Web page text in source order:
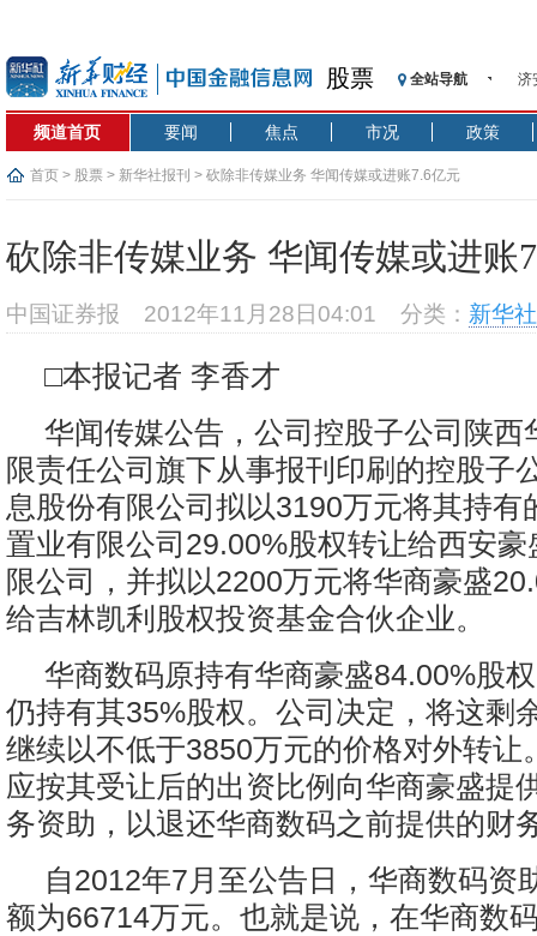
股票 全站导航
济
【
基
频道首页 要闻 焦点 市况 政策
首页 > 股票 > 新华社报刊 > 砍除非传媒业务 华闻传媒或进账7.6亿元
砍除非传媒业务 华闻传媒或进账
中国证券报 2012年11月28日04:01 分类： 新华
□本报记者 李香才
华闻传媒公告，公司控股子公司陕西
限责任公司旗下从事报刊印刷的控股子
息股份有限公司拟以3190万元将其持有
置业有限公司29.00%股权转让给西安
限公司，并拟以2200万元将华商豪盛
给吉林凯利股权投资基金合伙企业。
华商数码原持有华商豪盛84.00%股
仍持有其35%股权。公司决定，将这剩
继续以不低于3850万元的价格对外转让
应按其受让后的出资比例向华商豪盛提
务资助，以退还华商数码之前提供的财
自2012年7月至公告日，华商数码资
额为66714万元。也就是说，在华商数